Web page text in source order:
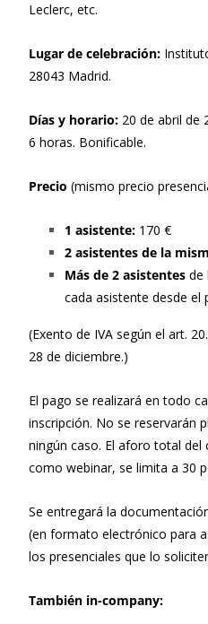
Leclerc, etc.
Lugar de celebración:
28043 Madrid.
Días y horario: 20 de abril de
6 horas. Bonificable.
Precio (mismo precio
1 asistente: 170 €
2 asistentes de la
Más de 2 asistentes de
cada asistente desde el
(Exento de IVA según el art.
28 de diciembre.)
El pago se realizará en todo
inscripción. No se reservarán
ningún caso. El aforo total del
como webinar, se limita a 30
Se entregará la
(en formato electrónico para
los presenciales que lo
También in-company: